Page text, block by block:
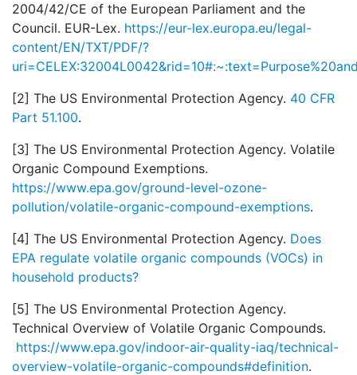
2004/42/CE of the European Parliament and the
Council. EUR-Lex. https://eur-lex.europa.eu/legal-
content/EN/TXT/PDF/?
[2] The US Environmental Protection Agency. 40 CFR
Part 51.100.
[3] The US Environmental Protection Agency. Volatile
Organic Compound Exemptions.
https://www.epa.gov/ground-level-ozone-
pollution/volatile-organic-compound-exemptions.
[4] The US Environmental Protection Agency. Does
EPA regulate volatile organic compounds (VOCs) in
household products?
[5] The US Environmental Protection Agency.
Technical Overview of Volatile Organic Compounds.
https://www.epa.gov/indoor-air-quality-iaq/technical-
overview-volatile-organic-compounds#definition.